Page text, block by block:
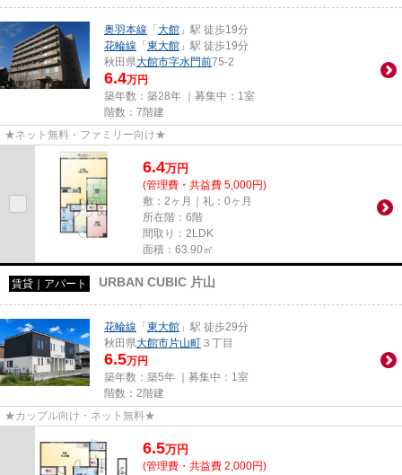
奥羽本線 「 大館 」駅 徒歩19分
花輪線 「 東大館 」駅 徒歩19分
秋田県大館市字水門前75-2
6.4万円
築年数：築28年 ｜募集中： 1室
階数：7階建
★ネット無料・ファミリー向け★
6.4万円
(管理費・共益費 5,000円)
敷：2ヶ月｜礼：0ヶ月
所在階：6階
間取り：2LDK
面積：63.90㎡
賃貸｜アパート URBAN CUBIC 片山
花輪線 「 東大館 」駅 徒歩29分
秋田県大館市片山町 ３丁目
6.5万円
築年数：築5年 ｜募集中： 1室
階数：2階建
★カップル向け・ネット無料★
6.5万円
(管理費・共益費 2,000円)